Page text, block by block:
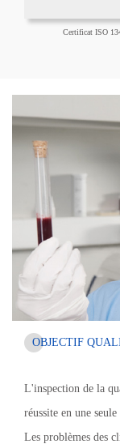
Certificat ISO
OBJECTIF
L'inspection de la
réussite en une seule
Les problèmes des